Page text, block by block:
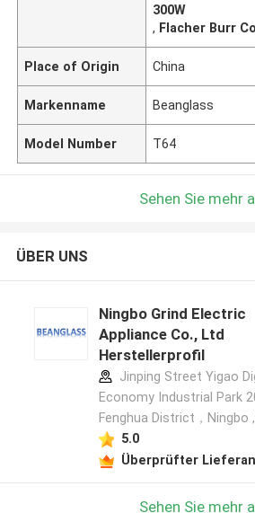
300W
, Flacher Burr
Place of Origin China
Markenname Beanglass
Model Number T64
Sehen Sie mehr
ÜBER UNS
Ningbo Grind Electric
Appliance Co., Ltd
Herstellerprofil
Jinping Street Yigao
Economy Industrial Park
Fenghua District，Ningbo
5.0
Überprüfter
Sehen Sie mehr